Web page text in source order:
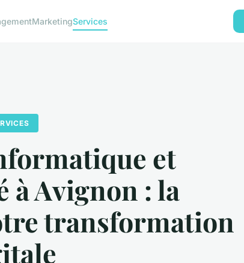
MarketingServices
et
à Avignon : la
transformation